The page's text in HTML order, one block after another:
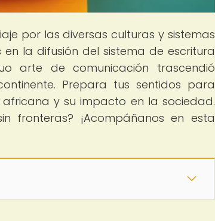
por las diversas culturas y sistemas
la difusión del sistema de escritura
arte de comunicación trascendió
Prepara tus sentidos para
y su impacto en la sociedad.
fronteras? ¡Acompáñanos en esta